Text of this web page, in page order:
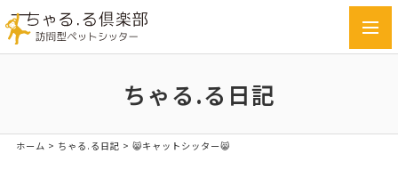
ちゃる.る日記
ホーム > ちゃる.る日記 > 😸キャットシッター😸